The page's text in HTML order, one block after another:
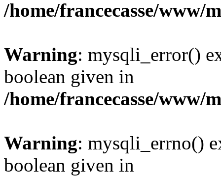
/home/francecasse/www/
Warning: mysqli_error()
boolean given in
/home/francecasse/www/
Warning: mysqli_errno()
boolean given in